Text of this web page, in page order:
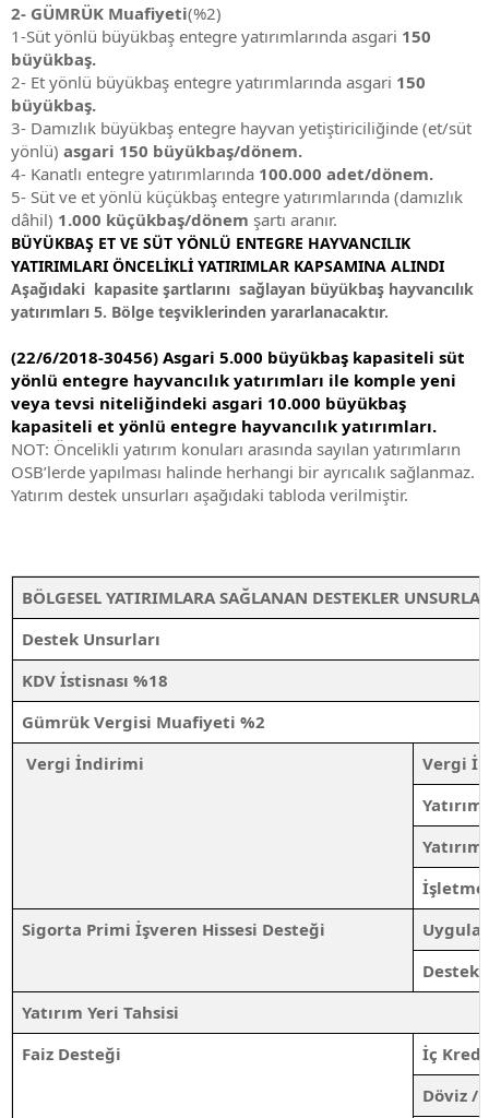
2- GÜMRÜK Muafiyeti(%2)
1-Süt yönlü büyükbaş entegre yatırımlarında asgari 150
büyükbaş.
2- Et yönlü büyükbaş entegre yatırımlarında asgari 150
büyükbaş.
3- Damızlık büyükbaş entegre hayvan yetiştiriciliğinde (et/süt
yönlü) asgari 150 büyükbaş/dönem.
4- Kanatlı entegre yatırımlarında 100.000 adet/dönem.
5- Süt ve et yönlü küçükbaş entegre yatırımlarında (damızlık
dâhil) 1.000 küçükbaş/dönem şartı aranır.
BÜYÜKBAŞ ET VE SÜT YÖNLÜ ENTEGRE HAYVANCILIK
YATIRIMLARI ÖNCELİKLİ YATIRIMLAR KAPSAMINA ALINDI
Aşağıdaki kapasite şartlarını sağlayan büyükbaş hayvancılık
yatırımları 5. Bölge teşviklerinden yararlanacaktır.
(22/6/2018-30456) Asgari 5.000 büyükbaş kapasiteli süt
yönlü entegre hayvancılık yatırımları ile komple yeni
veya tevsi niteliğindeki asgari 10.000 büyükbaş
kapasiteli et yönlü entegre hayvancılık yatırımları.
NOT: Öncelikli yatırım konuları arasında sayılan yatırımların
OSB’lerde yapılması halinde herhangi bir ayrıcalık sağlanmaz.
Yatırım destek unsurları aşağıdaki tabloda verilmiştir.
BÖLGESEL YATIRIMLARA SAĞLANAN DESTEKLER
Destek Unsurları
KDV İstisnası %18
Gümrük Vergisi Muafiyeti %2
Vergi İndirimi
Vergi
Sigorta Primi İşveren Hissesi Desteği
Destek
Yatırım Yeri Tahsisi
Faiz Desteği
İç Kredi
Döviz /